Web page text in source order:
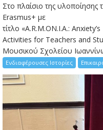
Στο πλαίσιο της
Erasmus+ με
τίτλο «A.R.M.ON.I.A.:
Activities for Teachers and
Μουσικού Σχολείου
Ενδιαφέρουσες Ιστορίες